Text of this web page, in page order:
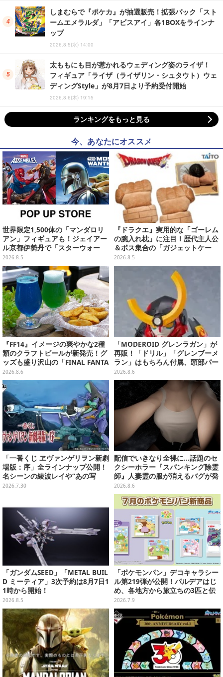
しまむらで『ポケカ』が抽選販売！拡張パック「スト
ームエメラルダ」「アビスアイ」各1BOXをラインナ
ップ
2026.8.5(水) 14:00
太ももにも目が惹かれるウェディング姿のライザ！
フィギュア「ライザ（ライザリン・シュタウト）ウェ
ディングStyle」が8月7日より予約受付開始
2026.8.6(木) 19:15
ランキングをもっと見る
今、あなたにオススメ
世界限定1,500体の「マンダロリ
アン」フィギュアも！ジェイアー
ル京都伊勢丹で「スターウォー
ズ」&「マーベル」ポップアップ
ストア開催
2026.8.5
『ドラクエ』実用的な「ゴーレム
の腕入れ枕」に注目！歴代主人公
＆ボス集合の「ガジェットケー
ス」ほか9プライズが8月順次展開
2026.8.5
『FF14』イメージの爽やかな2種
類のクラフトビールが新発売！グ
ッズも盛り沢山の「FINAL FANTA
SY XIV GOODS SHOP」では巨大
なエーテライトもお出迎え
2026.8.6
「MODEROID グレンラガン」が
再販！「ドリル」「グレンブーメ
ラン」はもちろん付属、頭部パー
ツを組み替えると「ラガン」も再
現可能
2026.8.6
「一番くじ ヱヴァンゲリヲン新劇
場版：序」全ラインナップ公開！
名シーンの綾波レイや“あの写
真”の葛城ミサトフィギュアほ
2026.7.30
配信でいきなり全裸に…話題のセ
クシーホラー『スパンキング除霊
師』人妻霊の服が消えるバグが発
生。「丸裸になる現象を泣きなが
ら修正しました」と現在はアプデ
済み
2026.8.6
「ガンダムSEED」「METAL BUIL
D ミーティア」3次予約は8月7日1
1時から開始！
2026.8.5
「ポケモンパン」デコキャラシー
ル第219弾が公開！パルデアはじ
め、各地方から旅立ちの3匹と伝
説のポケモンたち全21種ラインナ
ップ
2026.7.9